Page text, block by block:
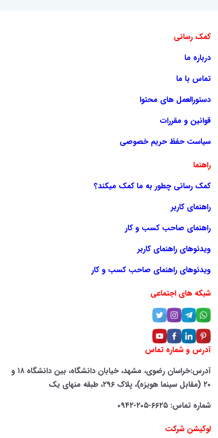
کمک رسانی
درباره ما
تماس با ما
دستورالعمل های محتوا
قوانین و مقررات
سیاست حفظ حریم خصوصی
راهنما
کمک رسانی چطور به ما کمک میکند؟
راهنمای کاربر
راهنمای صاحب کسب و کار
ویدئوهای راهنمای کاربر
ویدئوهای راهنمای صاحب کسب و کار
شبکه های اجتماعی
آدرس و شماره تماس
آدرس:خراسان رضوی، مشهد، خیابان دانشگاه، بین دانشگاه ۱۸ و
۲۰ (مقابل سینما هویزه)، پلاک ۲۹۶، طبقه منهای یک
شماره تماس: ۶۶۲۵-۲۰۵-۰۹۴۲
لوکیشن شرکت